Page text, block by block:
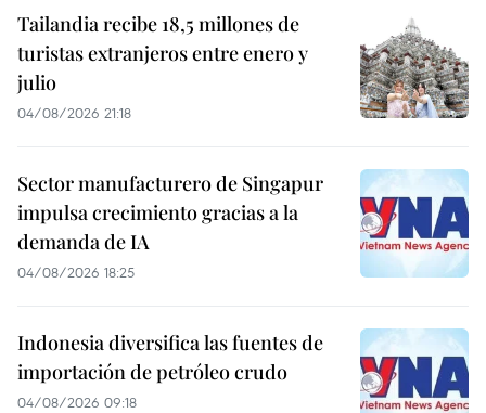
Tailandia recibe 18,5 millones de
turistas extranjeros entre enero y
julio
04/08/2026 21:18
Sector manufacturero de Singapur
impulsa crecimiento gracias a la
demanda de IA
04/08/2026 18:25
Indonesia diversifica las fuentes de
importación de petróleo crudo
04/08/2026 09:18